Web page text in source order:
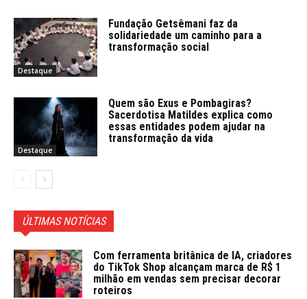
Destaque
Fundação Getsêmani faz da
solidariedade um caminho para a
transformação social
Destaque
Quem são Exus e Pombagiras?
Sacerdotisa Matildes explica como
essas entidades podem ajudar na
transformação da vida
ÚLTIMAS NOTÍCIAS
Com ferramenta britânica de IA, criadores
do TikTok Shop alcançam marca de R$ 1
milhão em vendas sem precisar decorar
roteiros